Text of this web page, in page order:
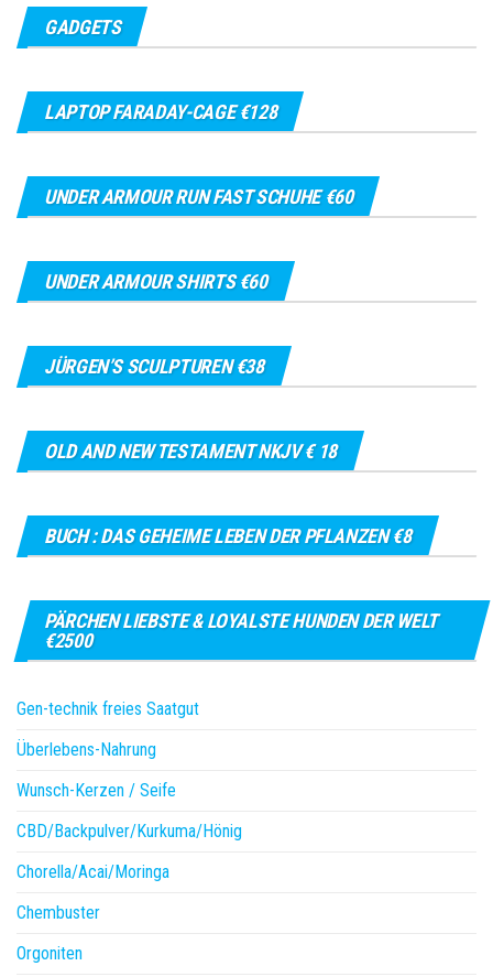
GADGETS
LAPTOP FARADAY-CAGE €128
UNDER ARMOUR RUN FAST SCHUHE €60
UNDER ARMOUR SHIRTS €60
JÜRGEN’S SCULPTUREN €38
OLD AND NEW TESTAMENT NKJV € 18
BUCH : DAS GEHEIME LEBEN DER PFLANZEN €8
PÄRCHEN LIEBSTE & LOYALSTE HUNDEN DER WELT
€2500
Gen-technik freies Saatgut
Überlebens-Nahrung
Wunsch-Kerzen / Seife
CBD/Backpulver/Kurkuma/Hönig
Chorella/Acai/Moringa
Chembuster
Orgoniten